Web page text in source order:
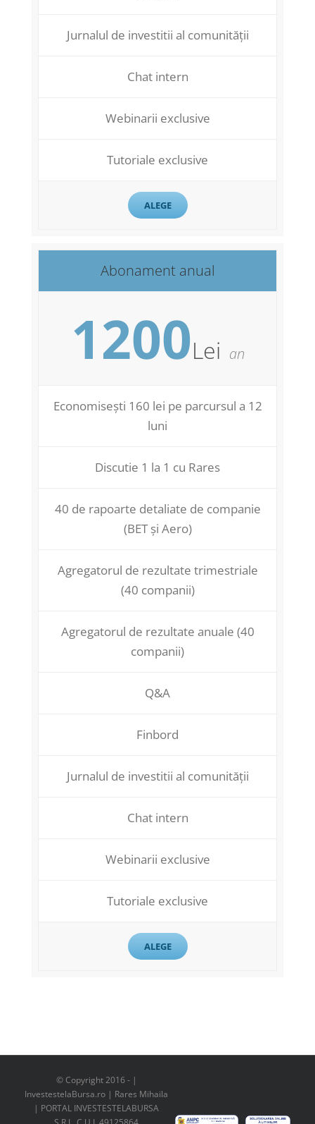
Jurnalul de investitii al comunității
Chat intern
Webinarii exclusive
Tutoriale exclusive
ALEGE
Abonament anual
1200Lei an
Economisești 160 lei pe parcursul a 12
luni
Discutie 1 la 1 cu Rares
40 de rapoarte detaliate de companie
(BET și Aero)
Agregatorul de rezultate trimestriale
(40 companii)
Agregatorul de rezultate anuale (40
companii)
Q&A
Finbord
Jurnalul de investitii al comunității
Chat intern
Webinarii exclusive
Tutoriale exclusive
ALEGE
© Copyright 2016 - |
InvestestelaBursa.ro | Rares Mihaila
| PORTAL INVESTESTELABURSA